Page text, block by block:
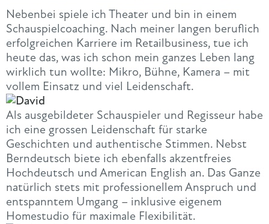
Nebenbei spiele ich Theater und bin in einem
Schauspielcoaching. Nach meiner langen beruflich
erfolgreichen Karriere im Retailbusiness, tue ich
heute das, was ich schon mein ganzes Leben lang
wirklich tun wollte: Mikro, Bühne, Kamera – mit
vollem Einsatz und viel Leidenschaft.
Als ausgebildeter Schauspieler und Regisseur habe
ich eine grossen Leidenschaft für starke
Geschichten und authentische Stimmen. Nebst
Berndeutsch biete ich ebenfalls akzentfreies
Hochdeutsch und American English an. Das Ganze
natürlich stets mit professionellem Anspruch und
entspanntem Umgang – inklusive eigenem
Homestudio für maximale Flexibilität.